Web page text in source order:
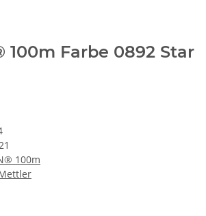
100m Farbe 0892 Star
100m